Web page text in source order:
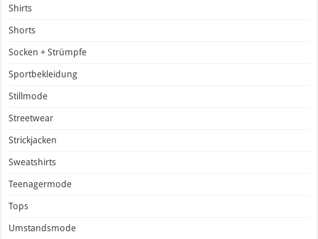
Shirts
Shorts
Socken + Strümpfe
Sportbekleidung
Stillmode
Streetwear
Strickjacken
Sweatshirts
Teenagermode
Tops
Umstandsmode